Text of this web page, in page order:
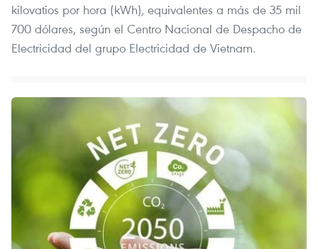
kilovatios por hora (kWh), equivalentes a más de 35 mil
700 dólares, según el Centro Nacional de Despacho de
Electricidad del grupo Electricidad de Vietnam.